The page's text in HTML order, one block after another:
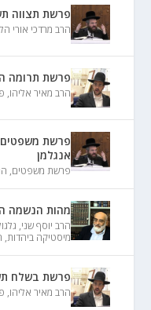
פרשת תצווה
הרב מרדכי אורי
פרשת תרומה
הרב מאיר אליהו,
פרשת משפטים
אנגלמן
פרשת משפטים,
מהות הנשמה
הרב יוסף שני,
מיסטיקה ביהדות,
פרשת בשלח
הרב מאיר אליהו,